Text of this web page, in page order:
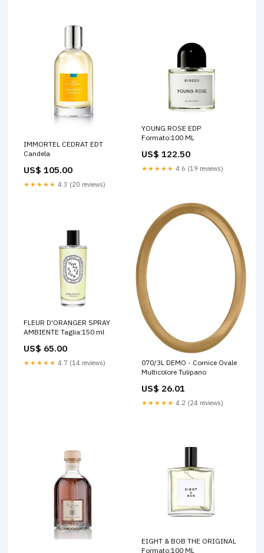
IMMORTEL CEDRAT EDT
Candela
US$ 105.00
★★★★★ 4.3 (20 reviews)
YOUNG ROSE EDP
Formato:100 ML
US$ 122.50
★★★★★ 4.6 (19 reviews)
FLEUR D'ORANGER SPRAY
AMBIENTE Taglia:150 ml
US$ 65.00
★★★★★ 4.7 (14 reviews)
070/3L DEMO - Cornice Ovale
Multicolore Tulipano
US$ 26.01
★★★★★ 4.2 (24 reviews)
EIGHT & BOB THE ORIGINAL
Formato:100 ML